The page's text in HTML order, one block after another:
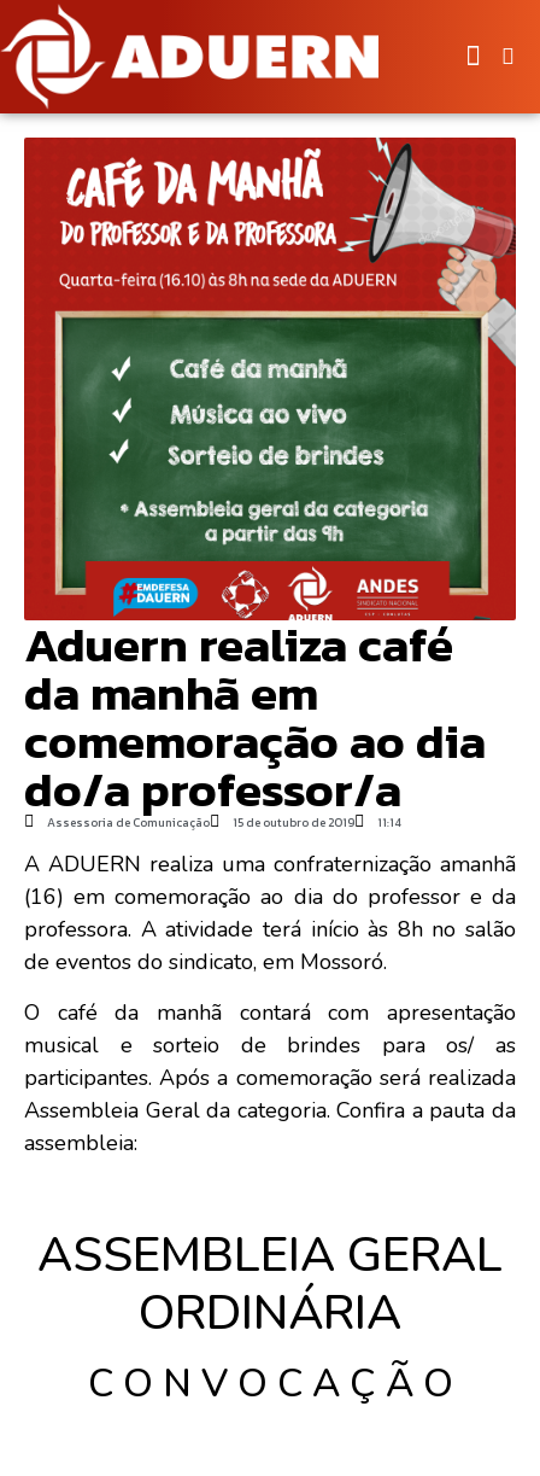
Aduern realiza café
da manhã em
comemoração ao dia
do/a professor/a
Assessoria de Comunicação 15 de outubro de 2019 11:14
A ADUERN realiza uma confraternização amanhã
(16) em comemoração ao dia do professor e da
professora. A atividade terá início às 8h no salão
de eventos do sindicato, em Mossoró.
O café da manhã contará com apresentação
musical e sorteio de brindes para os/ as
participantes. Após a comemoração será realizada
Assembleia Geral da categoria. Confira a pauta da
assembleia:
ASSEMBLEIA GERAL
ORDINÁRIA
C O N V O C A Ç Ã O